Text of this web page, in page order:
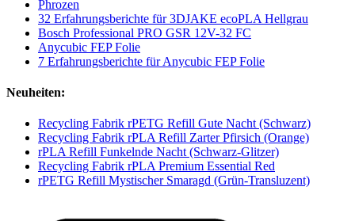
Phrozen
32 Erfahrungsberichte für 3DJAKE ecoPLA Hellgrau
Bosch Professional PRO GSR 12V-32 FC
Anycubic FEP Folie
7 Erfahrungsberichte für Anycubic FEP Folie
Neuheiten:
Recycling Fabrik rPETG Refill Gute Nacht (Schwarz)
Recycling Fabrik rPLA Refill Zarter Pfirsich (Orange)
rPLA Refill Funkelnde Nacht (Schwarz-Glitzer)
Recycling Fabrik rPLA Premium Essential Red
rPETG Refill Mystischer Smaragd (Grün-Transluzent)